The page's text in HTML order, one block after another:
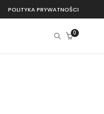
POLITYKA PRYWATNOŚCI
0